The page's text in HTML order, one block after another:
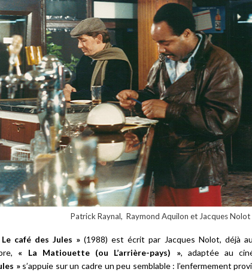
Patrick Raynal, Raymond Aquilon et Jacques Nolot
café des Jules » (1988) est écrit par Jacques Nolot, déjà
« La Matiouette (ou L’arrière-pays) », adaptée au
» s’appuie sur un cadre un peu semblable : l’enfermement